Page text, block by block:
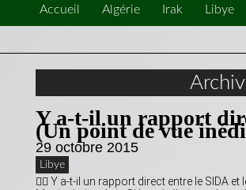
Accueil Algérie Irak Libye
Y a-t-il un rapport
(Un point de vue
29 octobre 2015
Libye
 Y a-t-il un rapport direct entre le SIDA